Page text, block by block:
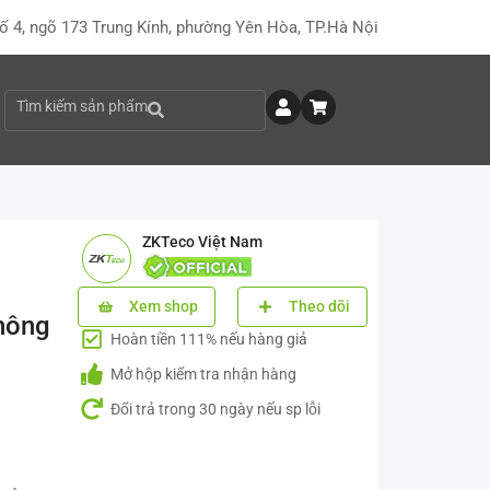
4, ngõ 173 Trung Kính, phường Yên Hòa, TP.Hà Nội
Tìm kiếm sản phẩm
ZKTeco Việt Nam
Xem shop
Theo dõi
Hoàn tiền 111% nếu hàng giả
Mở hộp kiểm tra nhận hàng
Đổi trả trong 30 ngày nếu sp lỗi